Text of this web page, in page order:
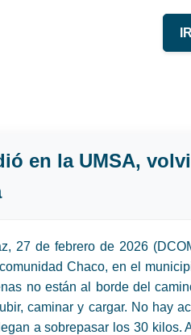
en la UMSA,
27 de febrero de 2026
Chaco, en el
no están al borde del
caminar y cargar. No hay
a sobrepasar los 30 kilos.